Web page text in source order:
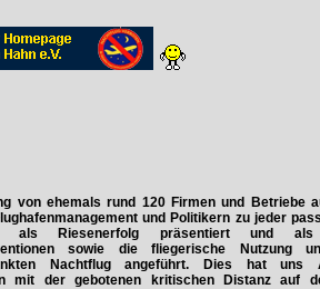
von ehemals rund 120 Firmen und Betriebe
und Politikern zu jeder
als Riesenerfolg präsentiert und
sowie die fliegerische Nutzung
Nachtflug angeführt. Dies hat uns
mit der gebotenen kritischen Distanz auf